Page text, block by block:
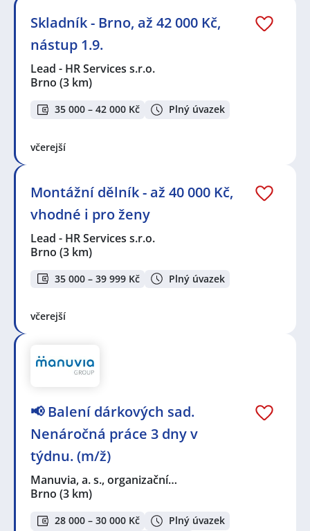
Skladník - Brno, až 42 000 Kč,
nástup 1.9.
Lead - HR Services s.r.o.
Brno (3 km)
35 000 – 42 000 Kč Plný úvazek
včerejší
Montážní dělník - až 40 000 Kč,
vhodné i pro ženy
Lead - HR Services s.r.o.
Brno (3 km)
35 000 – 39 999 Kč Plný úvazek
včerejší
📢 Balení dárkových sad.
Nenáročná práce 3 dny v
týdnu. (m/ž)
Manuvia, a. s., organizační…
Brno (3 km)
28 000 – 30 000 Kč
Plný úvazek